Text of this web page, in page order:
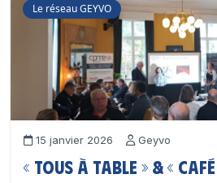
Le réseau GEYVO
15 janvier 2026 Geyvo
« Tous à table » & «